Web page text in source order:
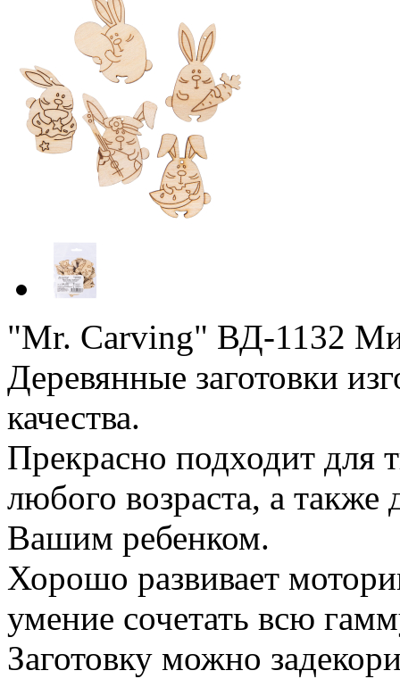
"Mr. Carving" ВД-1132
Деревянные заготовки
качества.
Прекрасно подходит для
любого возраста, а также
Вашим ребенком.
Хорошо развивает
умение сочетать всю
Заготовку можно